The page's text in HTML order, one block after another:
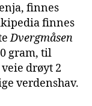
finnes
finnes
Dvergmåsen
gram, til
drøyt 2
verdenshav.